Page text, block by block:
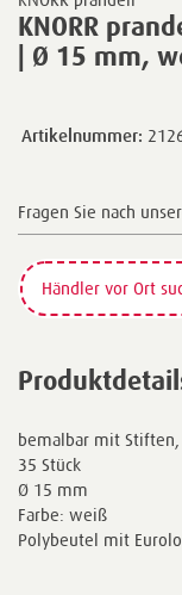
KNORR
| Ø 15 mm,
Artikelnummer:
Fragen Sie nach
Händler vor Ort
bemalbar mit Stiften,
35 Stück
Ø 15 mm
Farbe: weiß
Polybeutel mit